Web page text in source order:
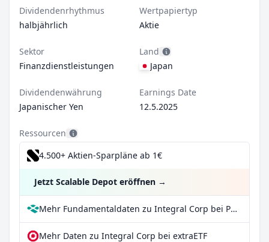
Dividendenrhythmus
halbjährlich
Wertpapiertyp
Aktie
Sektor
Finanzdienstleistungen
Land
Japan
Dividendenwährung
Japanischer Yen
Earnings Date
12.5.2025
Ressourcen
4.500+ Aktien-Sparpläne ab 1€
Jetzt Scalable Depot eröffnen →
Mehr Fundamentaldaten zu Integral Corp bei Parqet
Mehr Daten zu Integral Corp bei extraETF